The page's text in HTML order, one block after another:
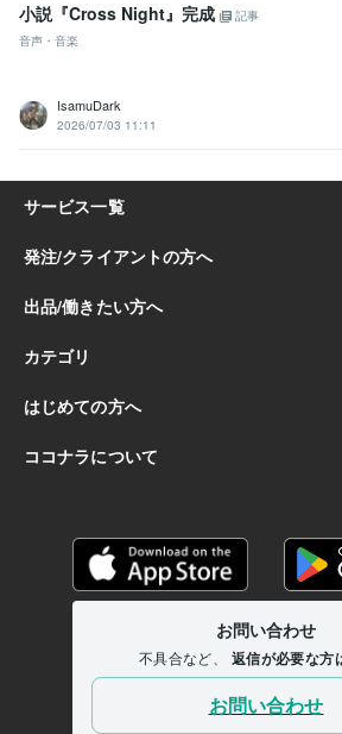
小説『Cross Night』完成
記事
音声・音楽
IsamuDark
2026/07/03 11:11